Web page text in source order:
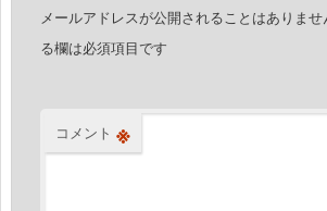
メールアドレスが公開されることはありませ
る欄は必須項目です
コメント ※